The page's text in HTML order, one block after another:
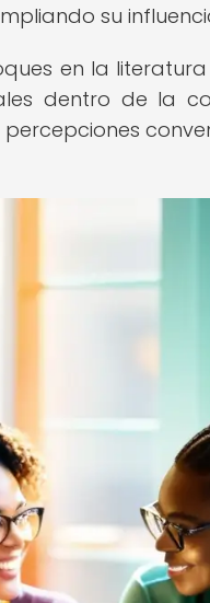
su
en la
dentro de la